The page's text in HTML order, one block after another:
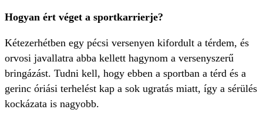
Hogyan ért véget a sportkarrierje?
Kétezerhétben egy pécsi versenyen kifordult a térdem, és
orvosi javallatra abba kellett hagynom a versenyszerű
bringázást. Tudni kell, hogy ebben a sportban a térd és a
gerinc óriási terhelést kap a sok ugratás miatt, így a sérülés
kockázata is nagyobb.